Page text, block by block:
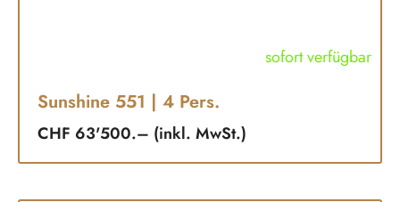
sofort verfügbar
Sunshine 551 | 4 Pers.
CHF 63'500.– (inkl. MwSt.)